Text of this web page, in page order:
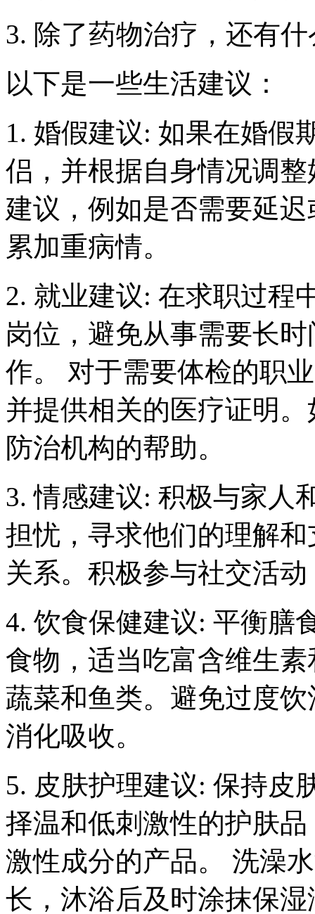
3. 除了药物治疗，还有
以下是一些生活建议：
1. 婚假建议: 如果在婚假
侣，并根据自身情况调
建议，例如是否需要延
累加重病情。
2. 就业建议: 在求职过程
岗位，避免从事需要长
作。 对于需要体检的职
并提供相关的医疗证明
防治机构的帮助。
3. 情感建议: 积极与家人
担忧，寻求他们的理解
关系。积极参与社交活
4. 饮食保健建议: 平衡膳
食物，适当吃富含维生
蔬菜和鱼类。避免过度
消化吸收。
5. 皮肤护理建议: 保持皮
择温和低刺激性的护肤
激性成分的产品。 洗澡
长，沐浴后及时涂抹保